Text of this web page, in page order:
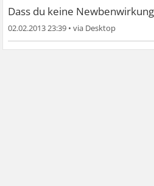
Dass du keine
02.02.2013 23:39 •